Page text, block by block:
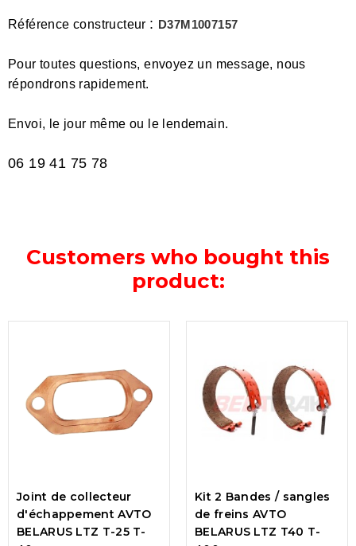
Référence constructeur : D37M1007157
Pour toutes questions, envoyez un message, nous
répondrons rapidement.
Envoi, le jour même ou le lendemain.
06 19 41 75 78
Customers who bought this
product:
Joint de collecteur
d'échappement AVTO
BELARUS LTZ T-25 T-
Kit 2 Bandes / sangles
de freins AVTO
BELARUS LTZ T40 T-